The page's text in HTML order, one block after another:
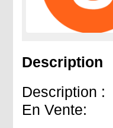
Description
Description :
En Vente: